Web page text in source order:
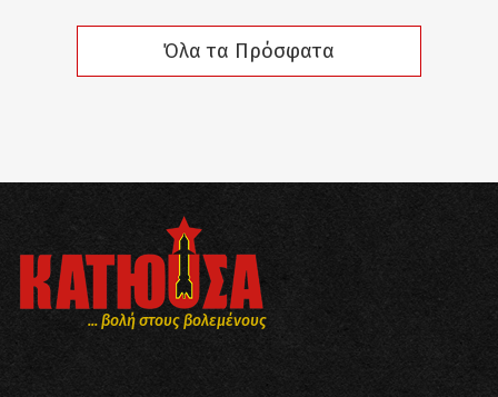
Όλα τα Πρόσφατα
... βολή στους βολεμένους